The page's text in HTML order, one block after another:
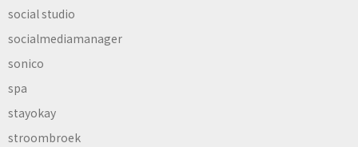
social studio
socialmediamanager
sonico
spa
stayokay
stroombroek